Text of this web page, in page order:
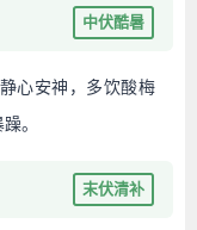
中伏酷暑
心安神，多饮酸梅
。
末伏清补